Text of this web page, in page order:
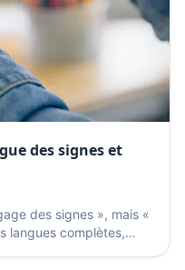
des signes et
des signes », mais «
langues complètes,